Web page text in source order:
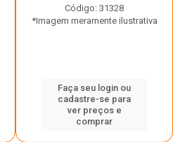
Código: 31328
*Imagem meramente ilustrativa
Faça seu login ou
cadastre-se para
ver preços e
comprar